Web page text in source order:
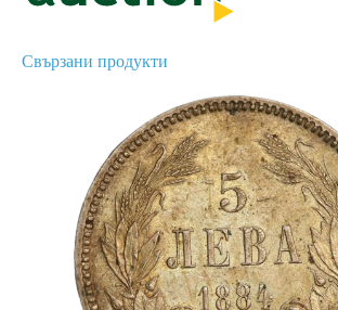
Свързани продукти